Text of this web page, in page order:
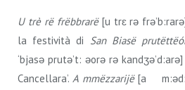
U trè rë frëbbrarë[u trɛ rǝ
la festività di San Biasë
‘bjasǝ prutǝ’t: ǝorǝ rǝ
Cancellara’.A mmëzzarijë[a